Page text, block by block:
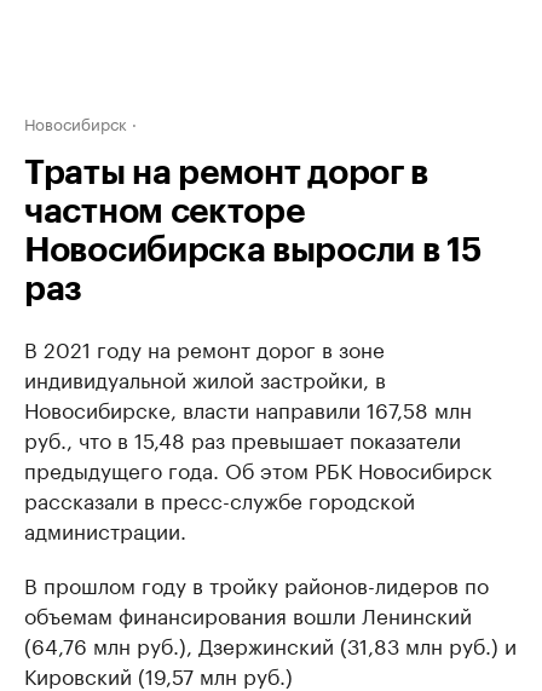
Новосибирск
Траты на ремонт дорог в
частном секторе
Новосибирска выросли в 15
раз
В 2021 году на ремонт дорог в зоне
индивидуальной жилой застройки, в
Новосибирске, власти направили 167,58 млн
руб., что в 15,48 раз превышает показатели
предыдущего года. Об этом РБК Новосибирск
рассказали в пресс-службе городской
администрации.
В прошлом году в тройку районов-лидеров по
объемам финансирования вошли Ленинский
(64,76 млн руб.), Дзержинский (31,83 млн руб.) и
Кировский (19,57 млн руб.)